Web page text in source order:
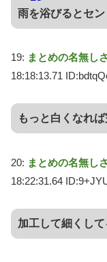
雨を浴びるとセ
19: まとめの名無し
18:18:13.71
もっと白くなれ
20: まとめの名無し
18:22:31.64
加工して細くして